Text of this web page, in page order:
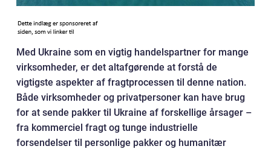
Med Ukraine som en vigtig handelspartner for mange
virksomheder, er det altafgørende at forstå de
vigtigste aspekter af fragtprocessen til denne nation.
Både virksomheder og privatpersoner kan have brug
for at sende pakker til Ukraine af forskellige årsager –
fra kommerciel fragt og tunge industrielle
forsendelser til personlige pakker og humanitær